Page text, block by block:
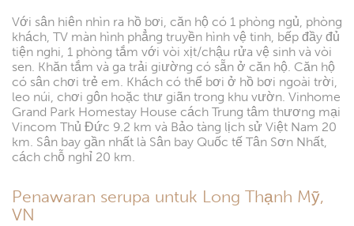
Với sân hiên nhìn ra hồ bơi, căn hộ có 1 phòng ngủ, phòng
khách, TV màn hình phẳng truyền hình vệ tinh, bếp đầy đủ
tiện nghi, 1 phòng tắm với vòi xịt/chậu rửa vệ sinh và vòi
sen. Khăn tắm và ga trải giường có sẵn ở căn hộ. Căn hộ
có sân chơi trẻ em. Khách có thể bơi ở hồ bơi ngoài trời,
leo núi, chơi gôn hoặc thư giãn trong khu vườn. Vinhome
Grand Park Homestay House cách Trung tâm thương mại
Vincom Thủ Đức 9.2 km và Bảo tàng lịch sử Việt Nam 20
km. Sân bay gần nhất là Sân bay Quốc tế Tân Sơn Nhất,
cách chỗ nghỉ 20 km.
Penawaran serupa untuk Long Thạnh Mỹ,
VN